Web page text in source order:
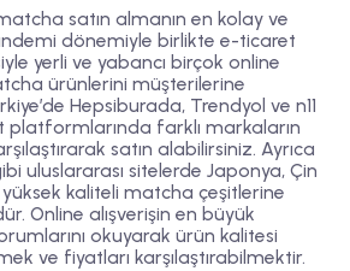
satın almanın en kolay ve
dönemiyle birlikte e-ticaret
yerli ve yabancı birçok online
ürünlerini müşterilerine
Hepsiburada, Trendyol ve n11
farklı markaların
satın alabilirsiniz. Ayrıca
uluslararası sitelerde Japonya, Çin
kaliteli matcha çeşitlerine
Online alışverişin en büyük
okuyarak ürün kalitesi
ve fiyatları karşılaştırabilmektir.